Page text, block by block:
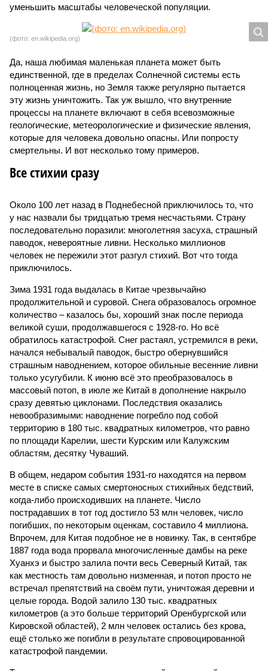
уменьшить масштабы человеческой популяции.
(фото: en.wikipedia.org)
Да, наша любимая маленькая планета может быть
единственной, где в пределах Солнечной системы есть
полноценная жизнь, но Земля также регулярно пытается
эту жизнь уничтожить. Так уж вышло, что внутренние
процессы на планете включают в себя всевозможные
геологические, метеорологические и физические явления,
которые для человека довольно опасны. Или попросту
смертельны. И вот несколько тому примеров.
Все стихии сразу
Около 100 лет назад в Поднебесной приключилось то, что
у нас назвали бы тридцатью тремя несчастьями. Страну
последовательно поразили: многолетняя засуха, страшный
паводок, невероятные ливни. Несколько миллионов
человек не пережили этот разгул стихий. Вот что тогда
приключилось.
Зима 1931 года выдалась в Китае чрезвычайно
продолжительной и суровой. Снега образовалось огромное
количество – казалось бы, хороший знак после периода
великой суши, продолжавшегося с 1928-го. Но всё
обратилось катастрофой. Снег растаял, устремился в реки,
начался небывалый паводок, быстро обернувшийся
страшным наводнением, которое обильные весенние ливни
только усугубили. К июню всё это преобразовалось в
массовый потоп, в июле же Китай в дополнение накрыло
сразу девятью циклонами. Последствия оказались
невообразимыми: наводнение погребло под собой
территорию в 180 тыс. квадратных километров, что равно
по площади Карелии, шести Курским или Калужским
областям, десятку Чуваший.
В общем, недаром события 1931-го находятся на первом
месте в списке самых смертоносных стихийных бедствий,
когда-либо происходивших на планете. Число
пострадавших в тот год достигло 53 млн человек, число
погибших, по некоторым оценкам, составило 4 миллиона.
Впрочем, для Китая подобное не в новинку. Так, в сентябре
1887 года вода прорвала многочисленные дамбы на реке
Хуанхэ и быстро залила почти весь Северный Китай, так
как местность там довольно низменная, и потоп просто не
встречал препятствий на своём пути, уничтожая деревни и
целые города. Водой залило 130 тыс. квадратных
километров (а это больше территорий Оренбургской или
Кировской областей), 2 млн человек остались без крова,
ещё столько же погибли в результате спровоцированной
катастрофой пандемии.